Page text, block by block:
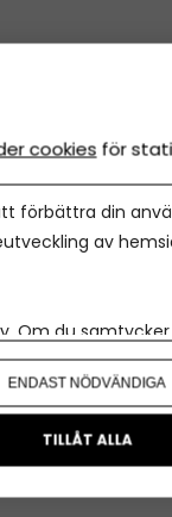
till
kopplas
mot
och minskar
cookies för
förbättra din
av
. Om du
hittar du den
ENDAST NÖDVÄNDIGA
TILLÅT ALLA